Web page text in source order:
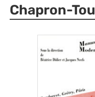
Chapron-